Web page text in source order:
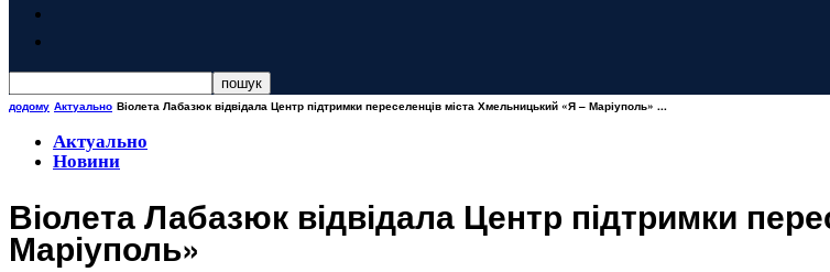
додому Актуально Віолета Лабазюк відвідала Центр підтримки переселенців міста Хмельницький «Я – Маріуполь» ...
Актуально
Новини
Віолета Лабазюк відвідала Центр підтримки
Маріуполь»